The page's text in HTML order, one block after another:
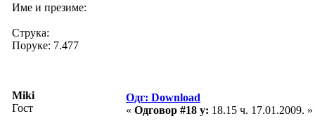
Име и презиме:
Струка:
Поруке: 7.477
Miki
Гост
Одг: Download
« Одговор #18 у: 18.15 ч. 17.01.2009. »